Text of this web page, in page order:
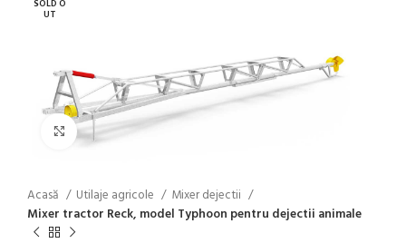
SOLD O
UT
Click to enlarge
Acasă Utilaje agricole
Mixer dejectii
Mixer tractor Reck, model Typhoon pentru dejectii animale